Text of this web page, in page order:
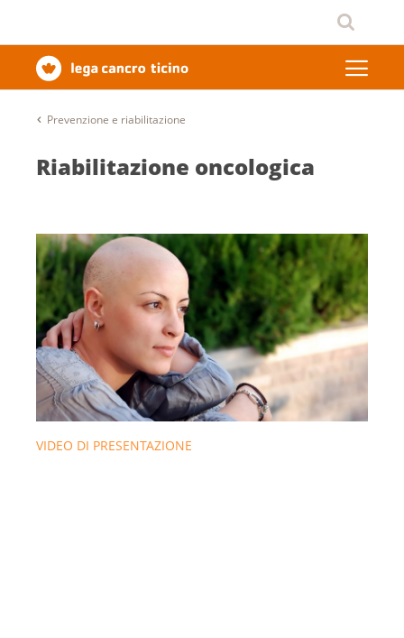
Prevenzione e riabilitazione
Riabilitazione oncologica
VIDEO DI PRESENTAZIONE